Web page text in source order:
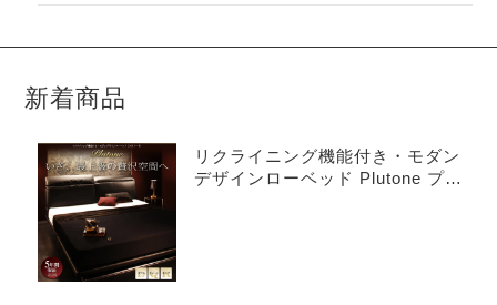
新着商品
リクライニング機能付き・モダン
デザインローベッド Plutone プル